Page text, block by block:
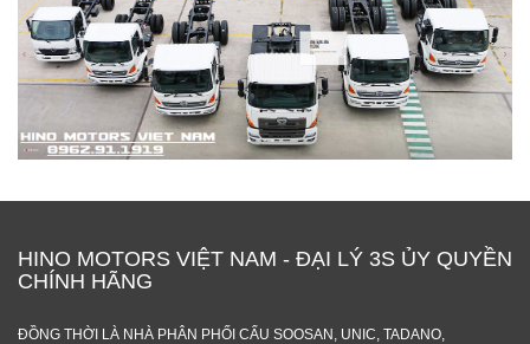
HINO MOTORS VIỆT NAM - ĐẠI LÝ 3S ỦY QUYỀN
CHÍNH HÃNG
ĐỒNG THỜI LÀ NHÀ PHÂN PHỐI CẨU SOOSAN, UNIC, TADANO,